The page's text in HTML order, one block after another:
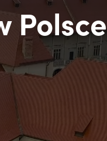
Polsce